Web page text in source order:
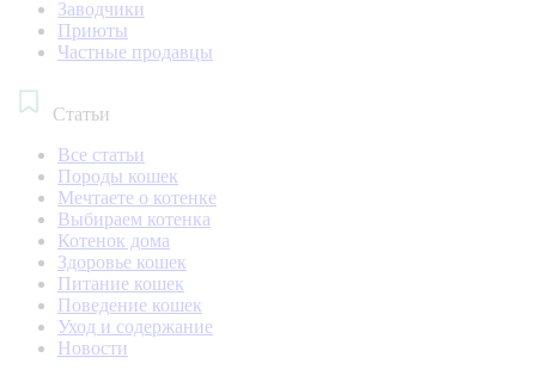
Заводчики
Приюты
Частные продавцы
Статьи
Все статьи
Породы кошек
Мечтаете о котенке
Выбираем котенка
Котенок дома
Здоровье кошек
Питание кошек
Поведение кошек
Уход и содержание
Новости